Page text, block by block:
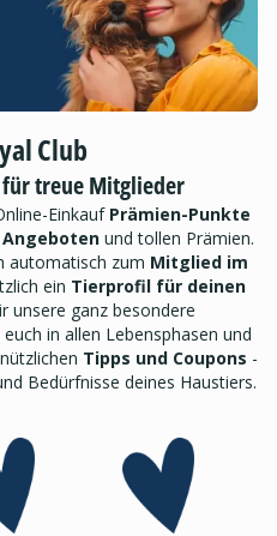
Club
treue Mitglieder
Einkauf Prämien-Punkte
und tollen Prämien.
automatisch zum Mitglied im
ein Tierprofil für deinen
unsere ganz besondere
in allen Lebensphasen und
Tipps und Coupons -
Bedürfnisse deines Haustiers.